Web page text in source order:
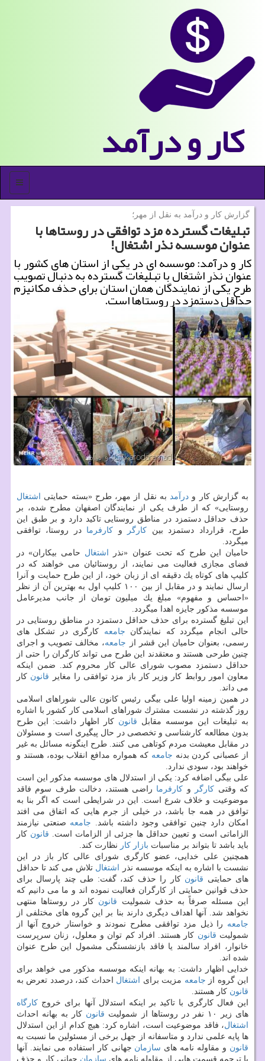
كار و درآمد
منو
گزارش كار و درآمد به نقل از مهر؛
تبلیغات گسترده مزد توافقی در روستاها با
عنوان موسسه نذر اشتغال!
كار و درآمد: موسسه ای در یكی از استان های كشور با
عنوان نذر اشتغال با تبلیغات گسترده به دنبال تصویب
طرح یكی از نمایندگان همان استان برای حذف مكانیزم
حداقل دستمزد در روستاها است.
به گزارش كار و درآمد به نقل از مهر، طرح «بسته حمایتی
اشتغال
روستایی» كه از طرف یكی از نمایندگان اصفهان مطرح شده، بر
حذف حداقل دستمزد در مناطق روستایی تاكید دارد و بر طبق این
طرح، قرارداد دستمزد بین كارگر و كارفرما در روستا، توافقی
میگردد.
حامیان این طرح كه تحت عنوان «نذر
اشتغال حامی بیكاران» در
فضای مجازی فعالیت می نمایند، از روستائیان می خواهند كه در
كلیپ های كوتاه یك دقیقه ای از زبان خود، از این طرح حمایت و آنرا
ارسال نمایند و در مقابل از بین ۱۰۰ كلیپ اول به بهترین آن از نظر
«احساس و مفهوم» مبلغ یك میلیون تومان از جانب مدیرعامل
موسسه مذكور جایزه اهدا میگردد.
این تبلیغ گسترده برای حذف حداقل دستمزد در مناطق روستایی در
حالی انجام میگردد كه نمایندگان جامعه كارگری در تشكل های
رسمی، بعنوان حامیان این قشر از جامعه، مخالف تصویب و اجرای
چنین طرحی هستند و معتقدند این طرح می تواند كارگران را حتی از
حداقل دستمزد مصوب شورای عالی كار محروم كند. ضمن اینكه
معاون امور روابط كار وزیر كار باز مزد توافقی را مغایر قانون كار
می داند.
در همین زمینه اولیا علی بیگی رئیس كانون عالی شوراهای اسلامی
روز گذشته در نشست مشترك شوراهای اسلامی كار كشور با اشاره
به تبلیغات این موسسه مقابل قانون كار اظهار داشت: این طرح
بدون مطالعه كارشناسی و تخصصی در حال پیگیری است و مسئولان
در مقابل معیشت مردم كوتاهی می كنند. طرح اینگونه مسائل به غیر
از عصبانی كردن بدنه جامعه كه همواره مدافع انقلاب بوده، هستند و
خواهند بود، سودی ندارد.
علی بیگی اضافه كرد: یكی از استدلال های موسسه مذكور این است
كه وقتی كارگر و كارفرما راضی هستند، دخالت طرف سوم فاقد
موضوعیت و خلاف شرع است. این در شرایطی است كه اگر بنا به
توافق در همه جا باشد، در خیلی از جرم هایی كه اتفاق می افتد
امكان دارد چنین توافقی وجود داشته باشد. جامعه صنعتی نیازمند
الزاماتی است و تعیین حداقل ها جزئی از الزامات است. قانون كار
باید باشد تا بتواند بر مناسبات بازار كار نظارت كند.
همچنین علی خدایی، عضو كارگری شورای عالی كار باز در این
نشست با اشاره به اینكه موسسه نذر
اشتغال تلاش می كند تا حداقل
های حمایتی قانون كار را حذف كند، گفت: طی چند پارسال برای
حذف قوانین حمایتی از كارگران فعالیت نموده اند و ما می دانیم كه
این مسئله صرفاً به حذف شمولیت قانون كار در روستاها منتهی
نخواهد شد. آنها اهداف دیگری دارند بنا بر این گروه های مختلفی از
جامعه را ذیل مزد توافقی مطرح نمودند و خواستار خروج آنها از
شمولیت قانون كار هستند. افراد كم توان و معلول، زنان سرپرست
خانوار، افراد سالمند یا فاقد بازنشستگی مشمول این طرح عنوان
شده اند.
خدایی اظهار داشت: به بهانه اینكه موسسه مذكور می خواهد برای
این گروه از جامعه مزیت برای اشتغال احداث كند، درصدد تعرض به
قانون كار هستند.
این فعال كارگری با تاكید بر اینكه استدلال آنها برای خروج كارگاه
های زیر ۱۰ نفر در روستاها از شمولیت
قانون كار به بهانه احداث
اشتغال، فاقد موضوعیت است، اشاره كرد: هیچ كدام از این استدلال
ها پایه علمی ندارد و متاسفانه از جهل برخی از مسئولین ما نسبت به
قانون و مقاوله نامه های سازمان جهانی كار استفاده می نمایند. آنها
با ترجمه قسمت هایی از مقاوله نامه های سازمان جهانی كار و حذف